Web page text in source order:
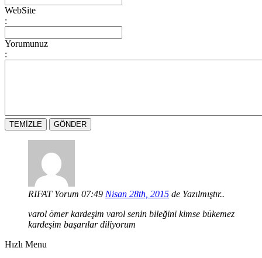
WebSite
:
Yorumunuz
:
RIFAT Yorum 07:49 Nisan 28th, 2015 de Yazılmıştır..
varol ömer kardeşim varol senin bileğini kimse bükemez
kardeşim başarılar diliyorum
Hızlı Menu